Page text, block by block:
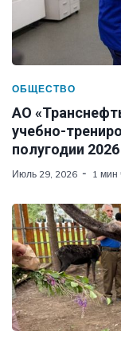
ОБЩЕСТВО
АО
учебно-
полугодии
Июль 29, 2026 1 мин